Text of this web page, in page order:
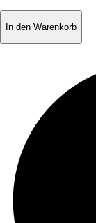
In den Warenkorb